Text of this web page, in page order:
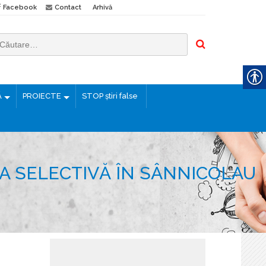
Facebook Contact Arhivă
PROIECTE STOP știri false
SELECTIVĂ ÎN SÂNNICOLAU